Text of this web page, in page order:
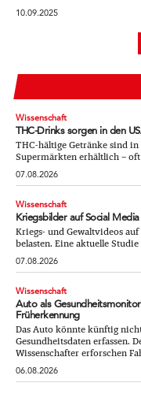
10.09.2025
Wissenschaft
THC-Drinks sorgen in den
THC-hältige Getränke sind
Supermärkten erhältlich –
07.08.2026
Wissenschaft
Kriegsbilder auf Social
Kriegs- und Gewaltvideos
belasten. Eine aktuelle
07.08.2026
Wissenschaft
Auto als
Früherkennung
Das Auto könnte künftig
Gesundheitsdaten erfassen.
Wissenschafter erforschen
06.08.2026